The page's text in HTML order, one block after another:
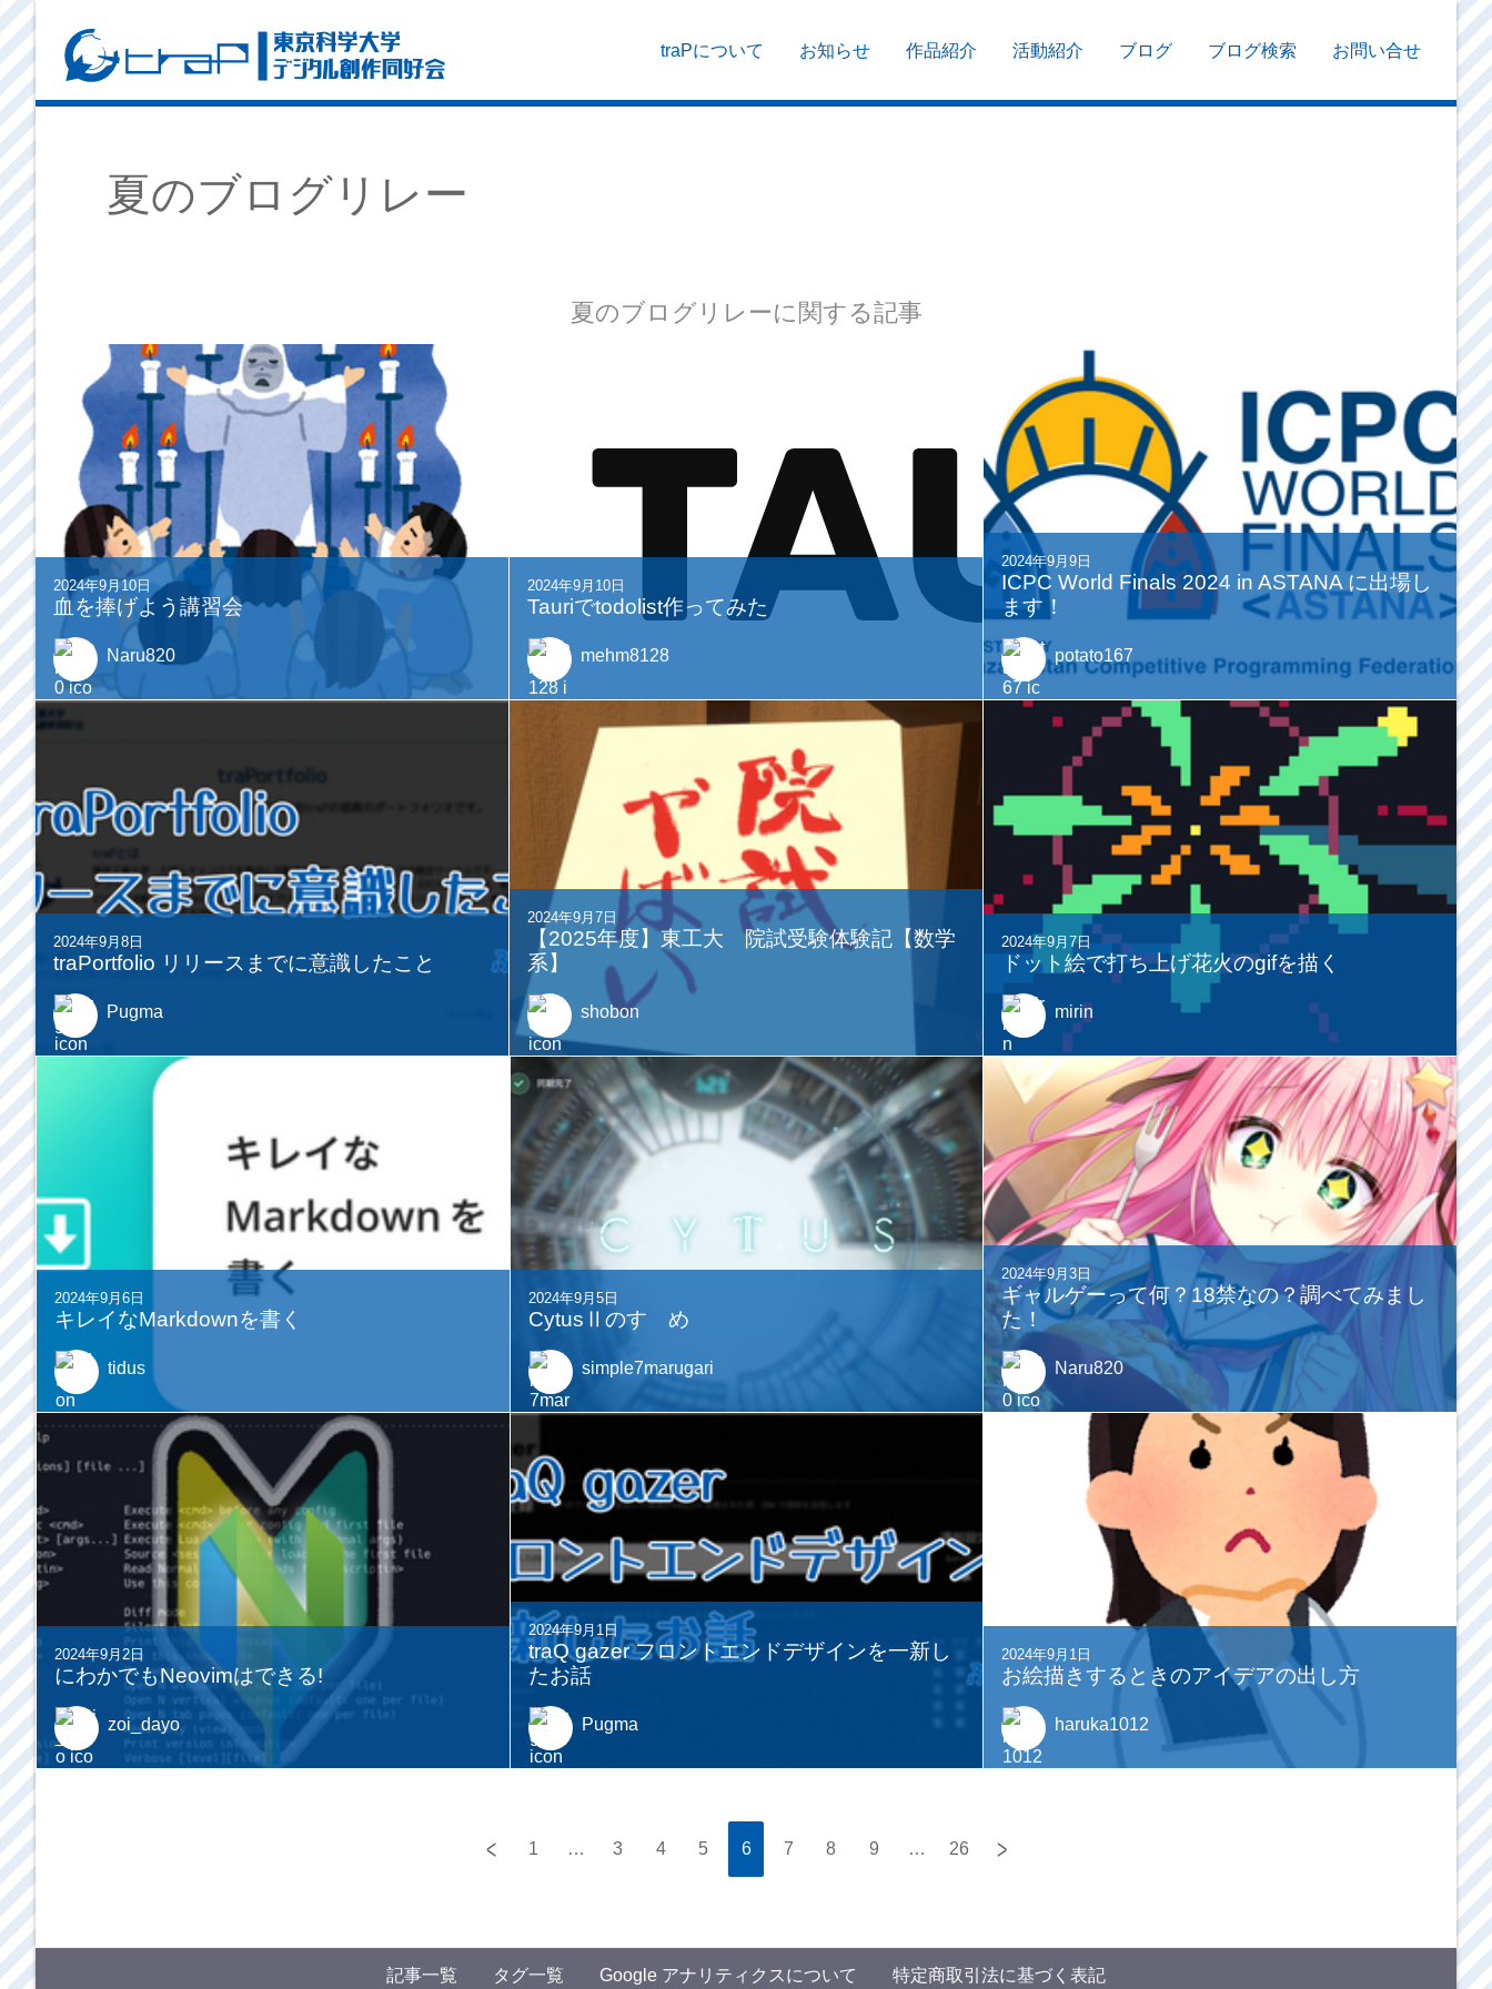
traPについて お知らせ 作品紹介 活動紹介 ブログ ブログ検索 お問い合せ
夏のブログリレー
夏のブログリレーに関する記事
2024年9月10日
血を捧げよう講習会
Naru820
2024年9月10日
Tauriでtodolist作ってみた
mehm8128
2024年9月9日
ICPC World Finals 2024 in ASTANA に出場し
ます！
potato167
2024年9月8日
traPortfolio リリースまでに意識したこと
Pugma
2024年9月7日
【2025年度】東工大 院試受験体験記【数学
系】
shobon
2024年9月7日
ドット絵で打ち上げ花火のgifを描く
mirin
2024年9月6日
キレイなMarkdownを書く
tidus
2024年9月5日
CytusⅡのすゝめ
simple7marugari
2024年9月3日
ギャルゲーって何？18禁なの？調べてみまし
た！
Naru820
2024年9月2日
にわかでもNeovimはできる!
zoi_dayo
2024年9月1日
traQ gazer フロントエンドデザインを一新し
たお話
Pugma
2024年9月1日
お絵描きするときのアイデアの出し方
haruka1012
< 1 … 3 4 5 6 7 8 9 … 26 >
記事一覧 タグ一覧 Google アナリティクスについて 特定商取引法に基づく表記